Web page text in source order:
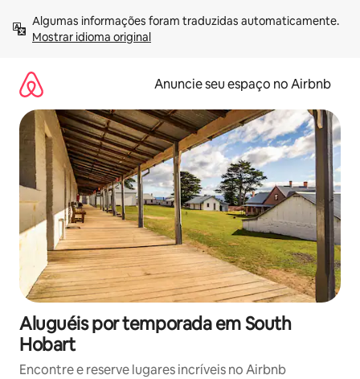
para
Mostrar idioma original
Anuncie seu espaço no Airbnb
Aluguéis por temporada em South
Hobart
Encontre e reserve lugares incríveis no Airbnb